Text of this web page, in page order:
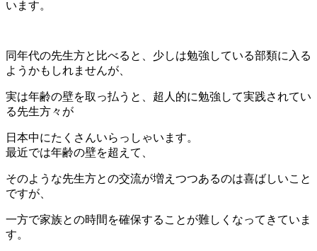
います。
同年代の先生方と比べると、少しは勉強している部類に入る
ようかもしれませんが、
実は年齢の壁を取っ払うと、超人的に勉強して実践されてい
る先生方々が
日本中にたくさんいらっしゃいます。
最近では年齢の壁を超えて、
そのような先生方との交流が増えつつあるのは喜ばしいこと
ですが、
一方で家族との時間を確保することが難しくなってきていま
す。